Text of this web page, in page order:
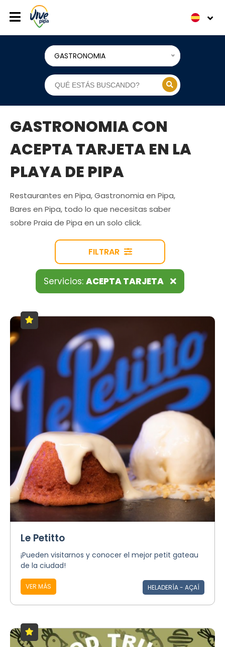
GASTRONOMIA
GASTRONOMIA CON
ACEPTA TARJETA EN LA
PLAYA DE PIPA
Restaurantes en Pipa, Gastronomia en Pipa,
Bares en Pipa, todo lo que necesitas saber
sobre Praia de Pipa en un solo click.
FILTRAR
Servicios: ACEPTA TARJETA
Le Petitto
¡Pueden visitarnos y conocer el mejor petit gateau
de la ciudad!
VER MÁS HELADERÍA - AÇAÍ